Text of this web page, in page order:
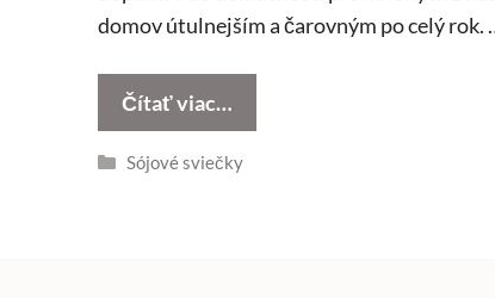
domov útulnejším a čarovným po celý rok.
Čítať viac…
Kategórie
Sójové sviečky